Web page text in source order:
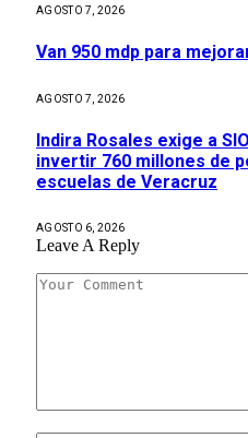
AGOSTO 7, 2026
Van 950 mdp para
AGOSTO 7, 2026
Indira Rosales exige a
invertir 760 millones de
escuelas de Veracruz
AGOSTO 6, 2026
Leave A Reply